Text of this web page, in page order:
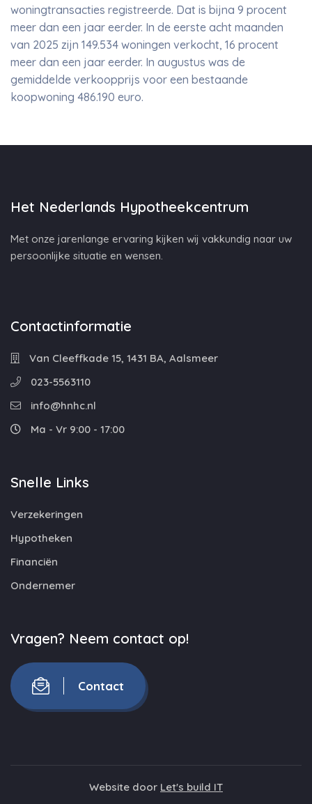
woningtransacties registreerde. Dat is bijna 9 procent
meer dan een jaar eerder. In de eerste acht maanden
van 2025 zijn 149.534 woningen verkocht, 16 procent
meer dan een jaar eerder. In augustus was de
gemiddelde verkoopprijs voor een bestaande
koopwoning 486.190 euro.
Het Nederlands Hypotheekcentrum
Met onze jarenlange ervaring kijken wij vakkundig naar uw
persoonlijke situatie en wensen.
Contactinformatie
Van Cleeffkade 15, 1431 BA, Aalsmeer
023-5563110
info@hnhc.nl
Ma - Vr 9:00 - 17:00
Snelle Links
Verzekeringen
Hypotheken
Financiën
Ondernemer
Vragen? Neem contact op!
Contact
Website door Let's build IT